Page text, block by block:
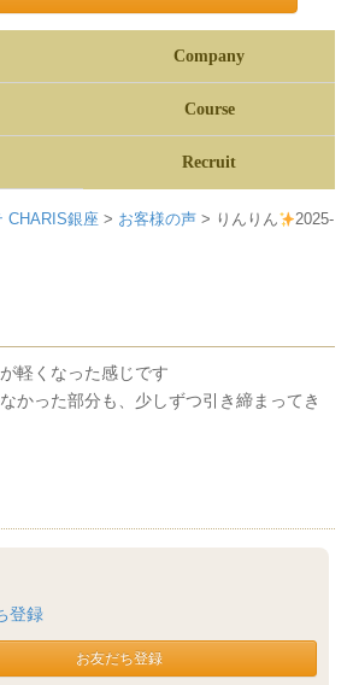
Company
Course
Recruit
CHARIS銀座 > お客様の声 > りんりん
2025-
軽くなった感じです
かった部分も、少しずつ引き締まってき
登録